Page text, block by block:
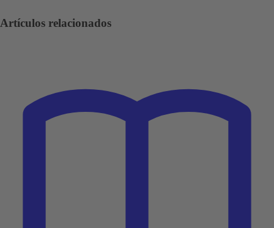
Artículos relacionados